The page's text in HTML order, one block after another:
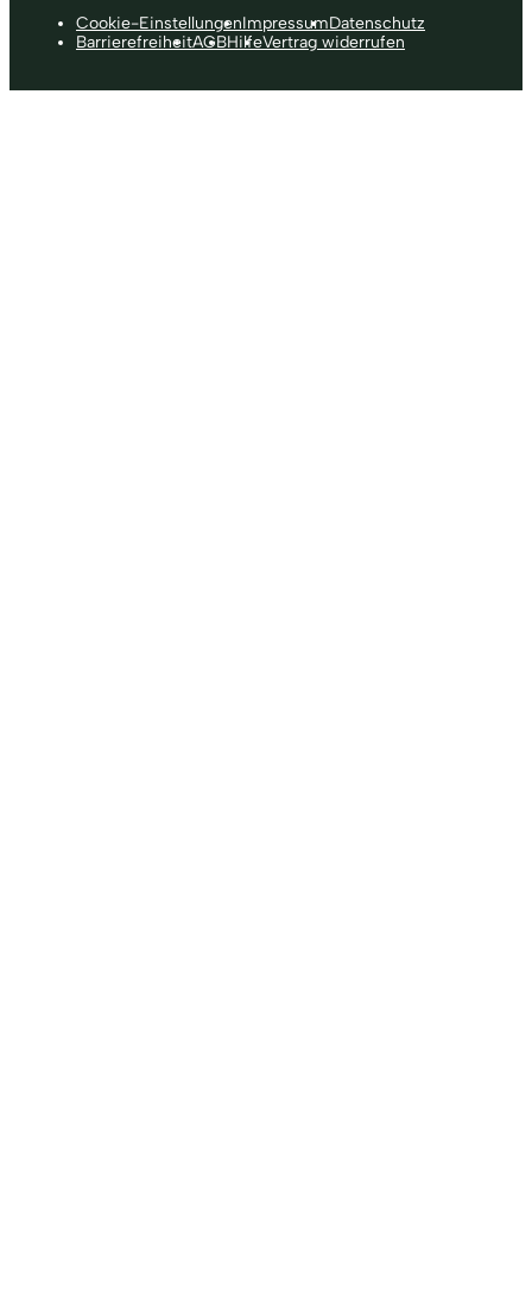
Cookie-EinstellungenImpressumDatenschutz
BarrierefreiheitAGBHilfeVertrag widerrufen